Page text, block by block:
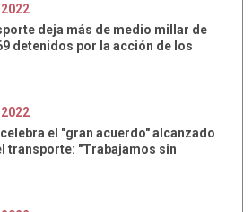
2022
deja más de medio millar de
detenidos por la acción de los
2022
el "gran acuerdo" alcanzado
transporte: "Trabajamos sin